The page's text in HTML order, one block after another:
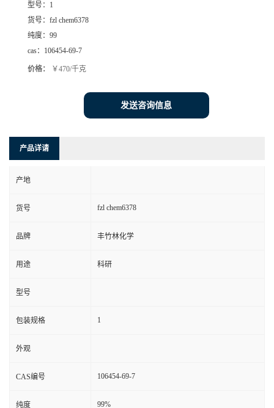
型号： 1
货号： fzl chem6378
纯度： 99
cas： 106454-69-7
价格： ￥470/千克
发送咨询信息
产品详请
产地
货号 fzl chem6378
品牌 丰竹林化学
用途 科研
型号
包装规格 1
外观
CAS编号 106454-69-7
纯度 99%